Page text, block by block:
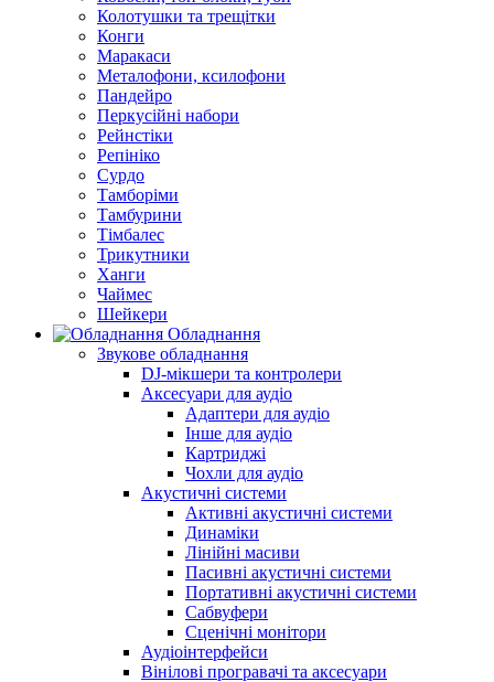
Колотушки та трещітки
Конги
Маракаси
Металофони, ксилофони
Пандейро
Перкусійні набори
Рейнстіки
Репініко
Сурдо
Тамборіми
Тамбурини
Тімбалес
Трикутники
Ханги
Чаймес
Шейкери
Обладнання
Звукове обладнання
DJ-мікшери та контролери
Аксесуари для аудіо
Адаптери для аудіо
Інше для аудіо
Картриджі
Чохли для аудіо
Акустичні системи
Активні акустичні системи
Динаміки
Лінійні масиви
Пасивні акустичні системи
Портативні акустичні системи
Сабвуфери
Сценічні монітори
Аудіоінтерфейси
Вінілові програвачі та аксесуари